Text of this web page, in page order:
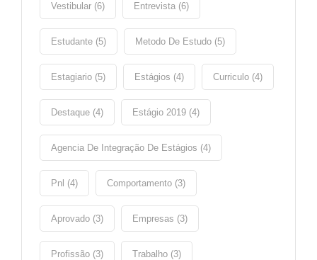
Vestibular (6) Entrevista (6)
Estudante (5) Metodo De Estudo (5)
Estagiario (5) Estágios (4) Curriculo (4)
Destaque (4) Estágio 2019 (4)
Agencia De Integração De Estágios (4)
Pnl (4) Comportamento (3)
Aprovado (3) Empresas (3)
Profissão (3) Trabalho (3)